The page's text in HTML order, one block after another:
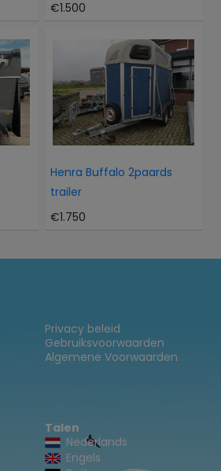
€1.500
Henra Buffalo 2paards
trailer
€1.750
Privacy beleid
Gebruiksvoorwaarden
Algemene Voorwaarden
Talen
Nederlands
Engels